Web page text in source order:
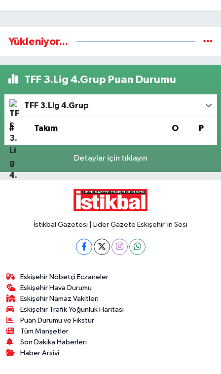
Yükleniyor...
TFF 3.Lig 4.Grup Puan Durumu
TFF 3.Lig 4.Grup
# Takım O P
Detaylar için tıklayın
İstikbal Gazetesi | Lider Gazete Eskişehir'in Sesi
Eskişehir Nöbetçi Eczaneler
Eskişehir Hava Durumu
Eskişehir Namaz Vakitleri
Eskişehir Trafik Yoğunluk Haritası
Puan Durumu ve Fikstür
Tüm Manşetler
Son Dakika Haberleri
Haber Arşivi